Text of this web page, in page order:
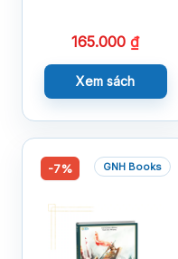
165.000₫
Xem sách
-7% GNH Books